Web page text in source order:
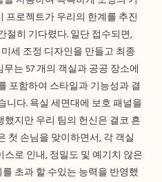
프로젝트가 우리의 한계를 추진
절히 기다렸다. 일단 접수되면,
세 조정 디자인을 만들고 최종
는 57 개의 객실과 공공 장소에
포함하여 스타일과 기능성과 결
니다. 욕실 세면대에 보호 패널을
지만 우리 팀의 헌신은 결코 흔
첫 손님을 맞이하면서, 각 객실
로 인내, 정밀도 및 예기치 않은
초과 할 수있는 능력을 반영했